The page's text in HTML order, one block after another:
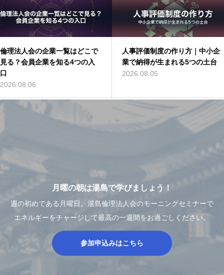
人事評価制度の作り方｜中小企
業で納得が生まれる5つの土台
2026.08.05
クレーム対応の基本｜中小企業
が社員を守るための5つの順序
2026.08.03
月曜の朝は湯島で学びましょう！
週の初めである月曜日。湯島倫理法人会のモーニングセミナーで
エネルギーをチャージして最高の一週間をお過ごしください。
参加申込みはこちら